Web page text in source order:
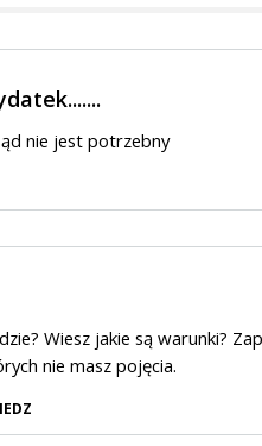
nie jest potrzebny
Wiesz jakie są warunki?
nie masz pojęcia.